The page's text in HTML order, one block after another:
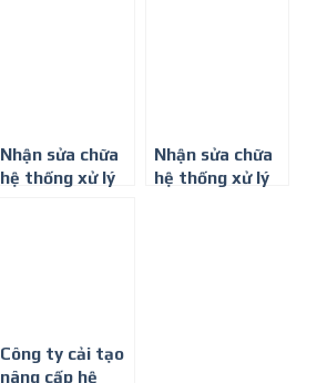
Nhận sửa chữa
hệ thống xử lý
Nhận sửa chữa
hệ thống xử lý
Công ty cải tạo
nâng cấp hệ